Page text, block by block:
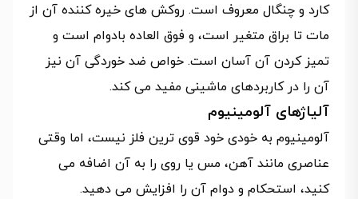
کارد و چنگال معروف است. روکش های خیره کننده آن از
مات تا براق متغیر است، و فوق العاده بادوام است و
تمیز کردن آن آسان است. خواص ضد خوردگی آن نیز
آن را در کاربردهای ماشینی مفید می کند.
آلیاژهای آلومینیوم
آلومینیوم به خودی خود قوی ترین فلز نیست، اما وقتی
عناصری مانند آهن، مس یا روی را به آن اضافه می
کنید، استحکام و دوام آن را افزایش می دهید.